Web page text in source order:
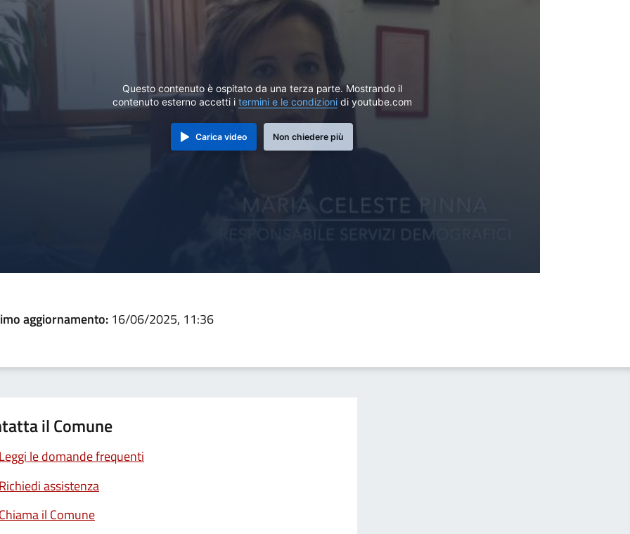
Questo contenuto è ospitato da una terza parte. Mostrando il
contenuto esterno accetti i termini e le condizionidi youtube.com
Carica video Non chiedere più
aggiornamento: 16/06/2025, 11:36
il Comune
le domande frequenti
assistenza
il Comune